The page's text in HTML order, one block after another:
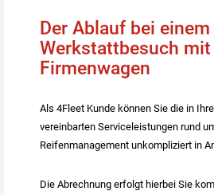
Der Ablauf bei einem
Werkstattbesuch mit
Firmenwagen
Als 4Fleet Kunde können Sie die in
vereinbarten Serviceleistungen rund
Reifenmanagement unkompliziert in
Die Abrechnung erfolgt hierbei Sie